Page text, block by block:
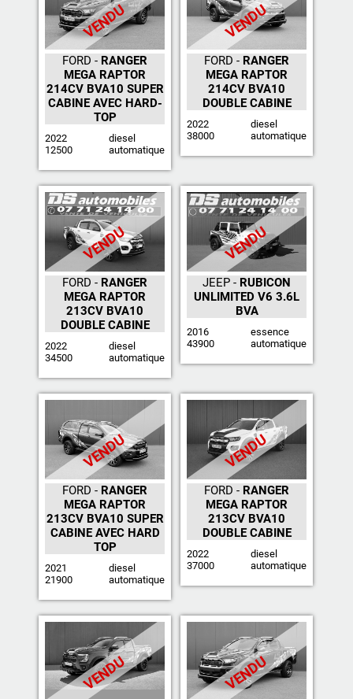
VENDU
FORD - RANGER
MEGA RAPTOR
214CV BVA10 SUPER
CABINE AVEC HARD-
TOP
2022
12500
diesel
automatique
VENDU
FORD - RANGER
MEGA RAPTOR
214CV BVA10
DOUBLE CABINE
2022
38000
diesel
automatique
VENDU
FORD - RANGER
MEGA RAPTOR
213CV BVA10
DOUBLE CABINE
2022
34500
diesel
automatique
VENDU
JEEP - RUBICON
UNLIMITED V6 3.6L
BVA
2016
43900
essence
automatique
VENDU
FORD - RANGER
MEGA RAPTOR
213CV BVA10 SUPER
CABINE AVEC HARD
TOP
2021
21900
diesel
automatique
VENDU
FORD - RANGER
MEGA RAPTOR
213CV BVA10
DOUBLE CABINE
2022
37000
diesel
automatique
VENDU VENDU